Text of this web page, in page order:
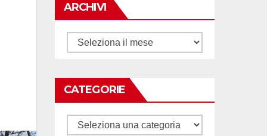
ARCHIVI
Archivi
CATEGORIE
Categorie